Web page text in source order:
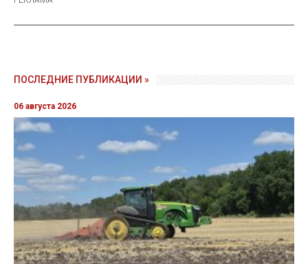
ПОСЛЕДНИЕ ПУБЛИКАЦИИ »
06 августа 2026